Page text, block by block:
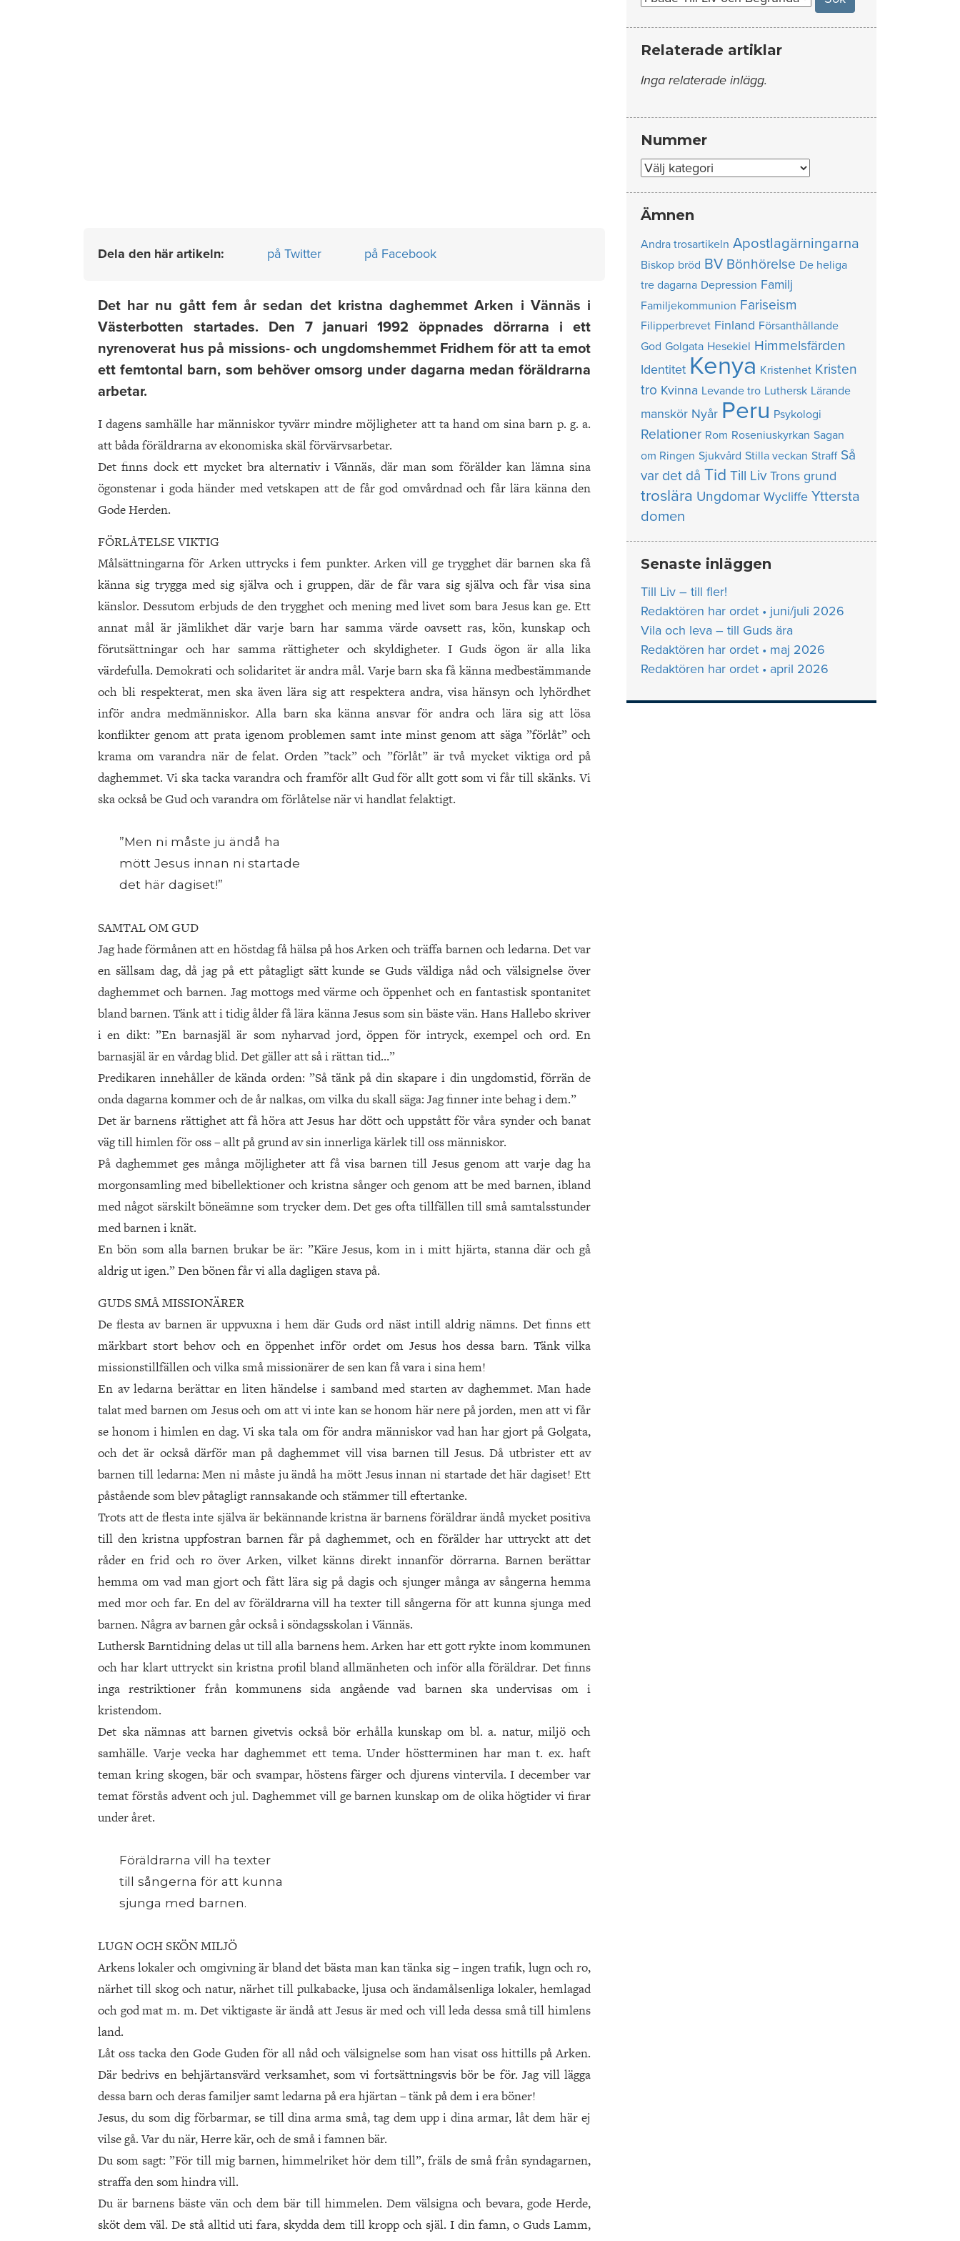
Dela den här artikeln: på Twitter på Facebook
Det har nu gått fem år sedan det kristna daghemmet Arken i Vännäs i
Västerbotten startades. Den 7 januari 1992 öppnades dörrarna i ett
nyrenoverat hus på missions- och ungdomshemmet Fridhem för att ta emot
ett femtontal barn, som behöver omsorg under dagarna medan föräldrarna
arbetar.
I dagens samhälle har människor tyvärr mindre möjligheter att ta hand om sina barn p. g. a.
att båda föräldrarna av ekonomiska skäl förvärvsarbetar.
Det finns dock ett mycket bra alternativ i Vännäs, där man som förälder kan lämna sina
ögonstenar i goda händer med vetskapen att de får god omvårdnad och får lära känna den
Gode Herden.
FÖRLÅTELSE VIKTIG
Målsättningarna för Arken uttrycks i fem punkter. Arken vill ge trygghet där barnen ska få
känna sig trygga med sig själva och i gruppen, där de får vara sig själva och får visa sina
känslor. Dessutom erbjuds de den trygghet och mening med livet som bara Jesus kan ge. Ett
annat mål är jämlikhet där varje barn har samma värde oavsett ras, kön, kunskap och
förutsättningar och har samma rättigheter och skyldigheter. I Guds ögon är alla lika
värdefulla. Demokrati och solidaritet är andra mål. Varje barn ska få känna medbestämmande
och bli respekterat, men ska även lära sig att respektera andra, visa hänsyn och lyhördhet
inför andra medmänniskor. Alla barn ska känna ansvar för andra och lära sig att lösa
konflikter genom att prata igenom problemen samt inte minst genom att säga ”förlåt” och
krama om varandra när de felat. Orden ”tack” och ”förlåt” är två mycket viktiga ord på
daghemmet. Vi ska tacka varandra och framför allt Gud för allt gott som vi får till skänks. Vi
ska också be Gud och varandra om förlåtelse när vi handlat felaktigt.
”Men ni måste ju ändå ha
mött Jesus innan ni startade
det här dagiset!”
SAMTAL OM GUD
Jag hade förmånen att en höstdag få hälsa på hos Arken och träffa barnen och ledarna. Det var
en sällsam dag, då jag på ett påtagligt sätt kunde se Guds väldiga nåd och välsignelse över
daghemmet och barnen. Jag mottogs med värme och öppenhet och en fantastisk spontanitet
bland barnen. Tänk att i tidig ålder få lära känna Jesus som sin bäste vän. Hans Hallebo skriver
i en dikt: ”En barnasjäl är som nyharvad jord, öppen för intryck, exempel och ord. En
barnasjäl är en vårdag blid. Det gäller att så i rättan tid…”
Predikaren innehåller de kända orden: ”Så tänk på din skapare i din ungdomstid, förrän de
onda dagarna kommer och de år nalkas, om vilka du skall säga: Jag finner inte behag i dem.”
Det är barnens rättighet att få höra att Jesus har dött och uppstått för våra synder och banat
väg till himlen för oss – allt på grund av sin innerliga kärlek till oss människor.
På daghemmet ges många möjligheter att få visa barnen till Jesus genom att varje dag ha
morgonsamling med bibellektioner och kristna sånger och genom att be med barnen, ibland
med något särskilt böneämne som trycker dem. Det ges ofta tillfällen till små samtalsstunder
med barnen i knät.
En bön som alla barnen brukar be är: ”Käre Jesus, kom in i mitt hjärta, stanna där och gå
aldrig ut igen.” Den bönen får vi alla dagligen stava på.
GUDS SMÅ MISSIONÄRER
De flesta av barnen är uppvuxna i hem där Guds ord näst intill aldrig nämns. Det finns ett
märkbart stort behov och en öppenhet inför ordet om Jesus hos dessa barn. Tänk vilka
missionstillfällen och vilka små missionärer de sen kan få vara i sina hem!
En av ledarna berättar en liten händelse i samband med starten av daghemmet. Man hade
talat med barnen om Jesus och om att vi inte kan se honom här nere på jorden, men att vi får
se honom i himlen en dag. Vi ska tala om för andra människor vad han har gjort på Golgata,
och det är också därför man på daghemmet vill visa barnen till Jesus. Då utbrister ett av
barnen till ledarna: Men ni måste ju ändå ha mött Jesus innan ni startade det här dagiset! Ett
påstående som blev påtagligt rannsakande och stämmer till eftertanke.
Trots att de flesta inte själva är bekännande kristna är barnens föräldrar ändå mycket positiva
till den kristna uppfostran barnen får på daghemmet, och en förälder har uttryckt att det
råder en frid och ro över Arken, vilket känns direkt innanför dörrarna. Barnen berättar
hemma om vad man gjort och fått lära sig på dagis och sjunger många av sångerna hemma
med mor och far. En del av föräldrarna vill ha texter till sångerna för att kunna sjunga med
barnen. Några av barnen går också i söndagsskolan i Vännäs.
Luthersk Barntidning delas ut till alla barnens hem. Arken har ett gott rykte inom kommunen
och har klart uttryckt sin kristna profil bland allmänheten och inför alla föräldrar. Det finns
inga restriktioner från kommunens sida angående vad barnen ska undervisas om i
kristendom.
Det ska nämnas att barnen givetvis också bör erhålla kunskap om bl. a. natur, miljö och
samhälle. Varje vecka har daghemmet ett tema. Under höstterminen har man t. ex. haft
teman kring skogen, bär och svampar, höstens färger och djurens vintervila. I december var
temat förstås advent och jul. Daghemmet vill ge barnen kunskap om de olika högtider vi firar
under året.
Föräldrarna vill ha texter
till sångerna för att kunna
sjunga med barnen.
LUGN OCH SKÖN MILJÖ
Arkens lokaler och omgivning är bland det bästa man kan tänka sig – ingen trafik, lugn och ro,
närhet till skog och natur, närhet till pulkabacke, ljusa och ändamålsenliga lokaler, hemlagad
och god mat m. m. Det viktigaste är ändå att Jesus är med och vill leda dessa små till himlens
land.
Låt oss tacka den Gode Guden för all nåd och välsignelse som han visat oss hittills på Arken.
Där bedrivs en behjärtansvärd verksamhet, som vi fortsättningsvis bör be för. Jag vill lägga
dessa barn och deras familjer samt ledarna på era hjärtan – tänk på dem i era böner!
Jesus, du som dig förbarmar, se till dina arma små, tag dem upp i dina armar, låt dem här ej
vilse gå. Var du när, Herre kär, och de små i famnen bär.
Du som sagt: ”För till mig barnen, himmelriket hör dem till”, fräls de små från syndagarnen,
straffa den som hindra vill.
Du är barnens bäste vän och dem bär till himmelen. Dem välsigna och bevara, gode Herde,
sköt dem väl. De stå alltid uti fara, skydda dem till kropp och själ. I din famn, o Guds Lamm,
Relaterade artiklar
Inga relaterade inlägg.
Nummer
Nummer
Ämnen
Andra trosartikeln Apostlagärningarna
Biskop bröd BV Bönhörelse De heliga
tre dagarna Depression Familj
Familjekommunion Fariseism
Filipperbrevet Finland Försanthållande
God Golgata Hesekiel Himmelsfärden
Identitet Kenya Kristenhet Kristen
tro Kvinna Levande tro Luthersk Lärande
manskör Nyår Peru Psykologi
Relationer Rom Roseniuskyrkan Sagan
om Ringen Sjukvård Stilla veckan Straff Så
var det då Tid Till Liv Trons grund
troslära Ungdomar Wycliffe Yttersta
domen
Senaste inläggen
Till Liv – till fler!
Redaktören har ordet • juni/juli 2026
Vila och leva – till Guds ära
Redaktören har ordet • maj 2026
Redaktören har ordet • april 2026